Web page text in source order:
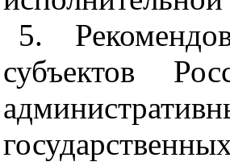
5.
субъектов